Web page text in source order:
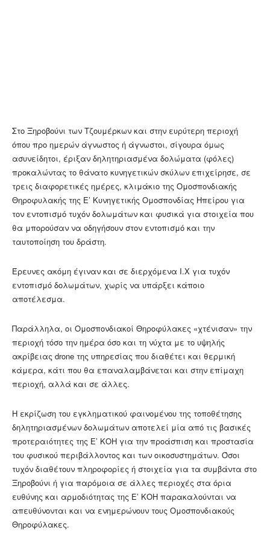
Στο Ξηροβούνι των Τζουμέρκων και στην ευρύτερη περιοχή
όπου προ ημερών άγνωστος ή άγνωστοι, σίγουρα όμως
ασυνείδητοι, έριξαν δηλητηριασμένα δολώματα (φόλες)
προκαλώντας το θάνατο κυνηγετικών σκύλων επιχείρησε, σε
τρεις διαφορετικές ημέρες, κλιμάκιο της Ομοσπονδιακής
Θηροφυλακής της Ε’ Κυνηγετικής Ομοσπονδίας Ηπείρου για
τον εντοπισμό τυχόν δολωμάτων και φυσικά για στοιχεία που
θα μπορούσαν να οδηγήσουν στον εντοπισμό και την
ταυτοποίηση του δράστη.
Έρευνες ακόμη έγιναν και σε διερχόμενα Ι.Χ για τυχόν
εντοπισμό δολωμάτων, χωρίς να υπάρξει κάποιο
αποτέλεσμα.
Παράλληλα, οι Ομοσπονδιακοί Θηροφύλακες «χτένισαν» την
περιοχή τόσο την ημέρα όσο και τη νύχτα με το υψηλής
ακρίβειας drone της υπηρεσίας που διαθέτει και θερμική
κάμερα, κάτι που θα επαναλαμβάνεται και στην επίμαχη
περιοχή, αλλά και σε άλλες.
Η εκρίζωση του εγκληματικού φαινομένου της τοποθέτησης
δηλητηριασμένων δολωμάτων αποτελεί μία από τις βασικές
προτεραιότητες της Ε’ ΚΟΗ για την προάσπιση και προστασία
του φυσικού περιβάλλοντος και των οικοσυστημάτων. Όσοι
τυχόν διαθέτουν πληροφορίες ή στοιχεία για τα συμβάντα στο
Ξηροβούνι ή για παρόμοια σε άλλες περιοχές στα όρια
ευθύνης και αρμοδιότητας της Ε’ ΚΟΗ παρακαλούνται να
απευθύνονται και να ενημερώνουν τους Ομοσπονδιακούς
Θηροφύλακες.